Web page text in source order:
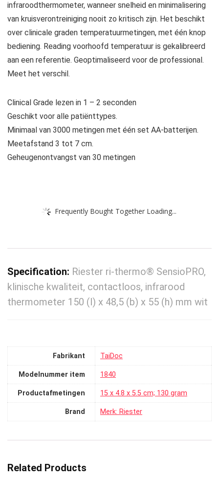
infraroodthermometer, wanneer snelheid en minimalisering
van kruisverontreiniging nooit zo kritisch zijn. Het beschikt
over clinicale graden temperatuurmetingen, met één knop
bediening. Reading voorhoofd temperatuur is gekalibreerd
aan een referentie. Geoptimaliseerd voor de professional.
Meet het verschil.
Clinical Grade lezen in 1 – 2 seconden
Geschikt voor alle patiënttypes.
Minimaal van 3000 metingen met één set AA-batterijen.
Meetafstand 3 tot 7 cm.
Geheugenontvangst van 30 metingen
Frequently Bought Together Loading...
Specification: Riester ri-thermo® SensioPRO,
klinische kwaliteit, contactloos, infrarood
thermometer 150 (l) x 48,5 (b) x 55 (h) mm wit
Fabrikant ‎TaiDoc
Modelnummer item ‎1840
Productafmetingen ‎15 x 4.8 x 5.5 cm; 130 gram
Brand Merk: Riester
Related Products